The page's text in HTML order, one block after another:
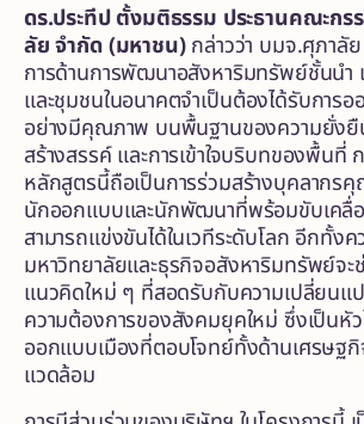
ดร.ประทีป ตั้งมติธรรม ประธานคณะกร
ลัย จำกัด(มหาชน)กล่าวว่า บมจ.ศุภาลั
การด้านการพัฒนาอสังหาริมทรัพย์ชั้นนำ
และชุมชนในอนาคตจำเป็นต้องได้รับการ
อย่างมีคุณภาพ บนพื้นฐานของความยั่ง
สร้างสรรค์ และการเข้าใจบริบทของพื้นที่
หลักสูตรนี้ถือเป็นการร่วมสร้างบุคลากร
นักออกแบบและนักพัฒนาที่พร้อมขับเคลื่อ
สามารถแข่งขันได้ในเวทีระดับโลก อีกทั้ง
มหาวิทยาลัยและธุรกิจอสังหาริมทรัพย์จะ
แนวคิดใหม่ ๆ ที่สอดรับกับความเปลี่ยนแ
ความต้องการของสังคมยุคใหม่ ซึ่งเป็นหั
ออกแบบเมืองที่ตอบโจทย์ทั้งด้านเศรษฐ
แวดล้อม